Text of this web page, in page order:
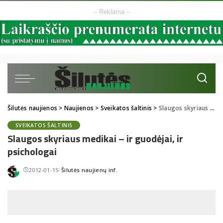
– Reklama –
Šilutės naujienos > Naujienos > Sveikatos šaltinis > Slaugos skyriaus medikai – ir guodėjai, ir psichologai
SVEIKATOS ŠALTINIS
Slaugos skyriaus medikai – ir guodėjai, ir
psichologai
2012-01-15Posted
Šilutės naujienų inf.